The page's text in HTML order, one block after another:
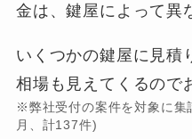
金は、鍵屋によって異
いくつかの鍵屋に見積
相場も見えてくるので
※弊社受付の案件を対象に
月、計137件)